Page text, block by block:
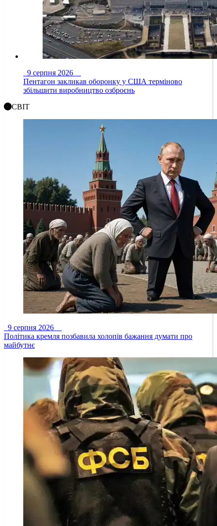
9 серпня 2026
Пентагон закликав оборонку у США терміново
збільшити виробництво озброєнь
СВІТ
9 серпня 2026
Політика кремля позбавила холопів бажання думати про
майбутнє